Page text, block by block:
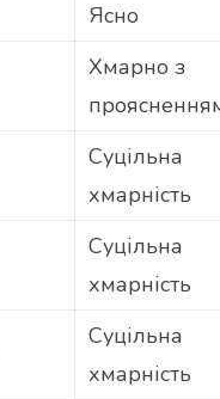
Ясно
Хмарно з
Суцільна
хмарність
Суцільна
хмарність
Суцільна
хмарність